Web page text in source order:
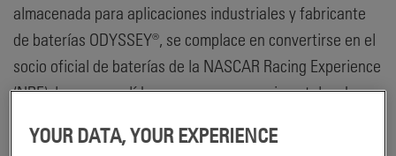
almacenada para aplicaciones industriales y fabricante
de baterías ODYSSEY®, se complace en convertirse en el
socio oficial de baterías de la NASCAR Racing Experience
(NRE), la empresa líder en carreras experimentales de
NRE alimentará a sus vehículos de carreras con baterías
YOUR DATA, YOUR EXPERIENCE